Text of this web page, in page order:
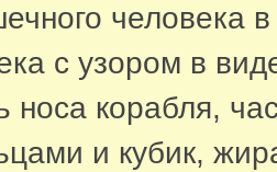
человека
с узором в
носа корабля,
и кубик,